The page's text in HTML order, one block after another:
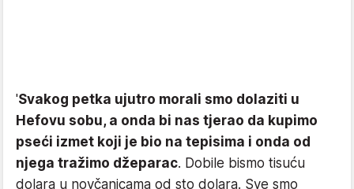
'Svakog petka ujutro morali smo dolaziti u
Hefovu sobu, a onda bi nas tjerao da kupimo
pseći izmet koji je bio na tepisima i onda od
njega tražimo džeparac. Dobile bismo tisuću
dolara u novčanicama od sto dolara. Sve smo